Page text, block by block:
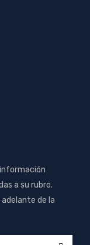
a su rubro.
de la